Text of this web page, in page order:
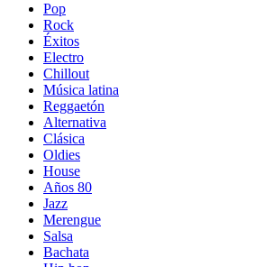
Pop
Rock
Éxitos
Electro
Chillout
Música latina
Reggaetón
Alternativa
Clásica
Oldies
House
Años 80
Jazz
Merengue
Salsa
Bachata